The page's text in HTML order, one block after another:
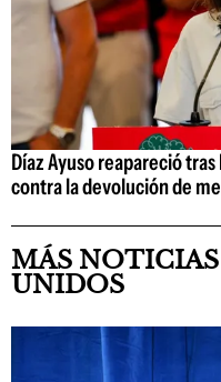
Díaz Ayuso reapareció
contra la devolución de
MÁS
UNIDOS